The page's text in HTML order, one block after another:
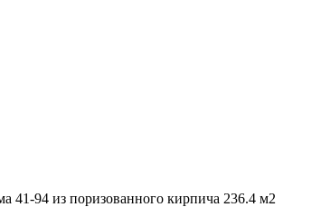
41-94 из поризованного кирпича 236.4 м2